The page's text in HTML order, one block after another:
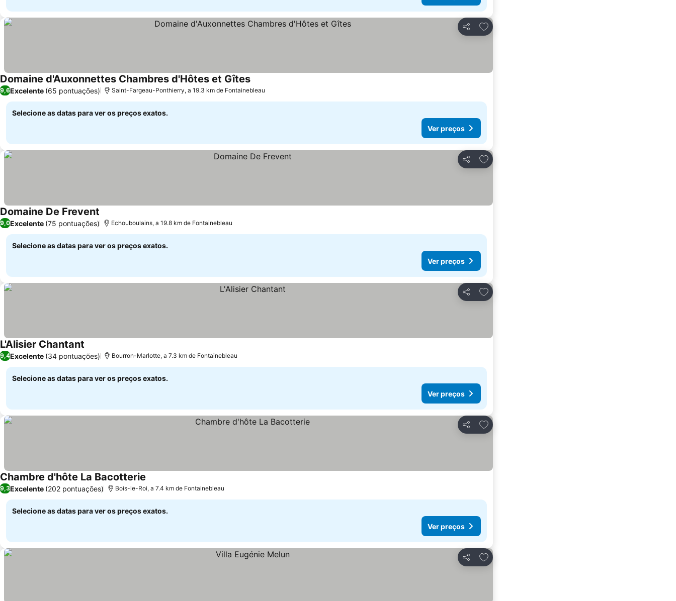
Partilhar
Adicionar aos favoritos
Domaine d'Auxonnettes Chambres d'Hôtes et Gîtes
9,6Excelente (65 pontuações) Saint-Fargeau-Ponthierry, a 19.3 km de Fontainebleau
Selecione as datas para ver os preços exatos.
Ver preços
Partilhar
Adicionar aos favoritos
Domaine De Frevent
9,0Excelente (75 pontuações) Echouboulains, a 19.8 km de Fontainebleau
Selecione as datas para ver os preços exatos.
Ver preços
Partilhar
Adicionar aos favoritos
L'Alisier Chantant
9,4Excelente (34 pontuações) Bourron-Marlotte, a 7.3 km de Fontainebleau
Selecione as datas para ver os preços exatos.
Ver preços
Partilhar
Adicionar aos favoritos
Chambre d'hôte La Bacotterie
9,3Excelente (202 pontuações) Bois-le-Roi, a 7.4 km de Fontainebleau
Selecione as datas para ver os preços exatos.
Ver preços
Partilhar
Adicionar aos favoritos